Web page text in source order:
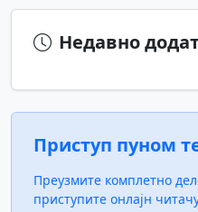
Недавно
Приступ пуном
Преузмите комплетно
приступите онлајн